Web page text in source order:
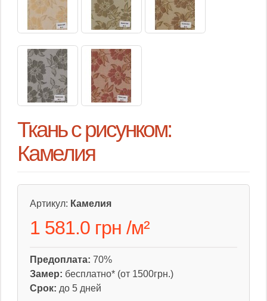
Ткань с рисунком:
Камелия
Артикул: Камелия
1 581.0 грн /м²
Предоплата: 70%
Замер: бесплатно* (от 1500грн.)
Срок: до 5 дней